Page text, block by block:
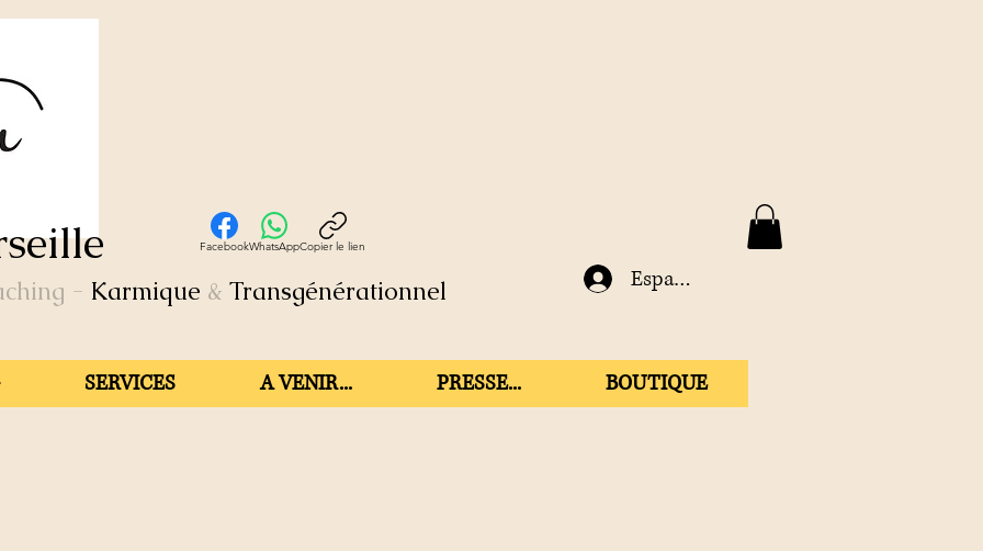
- Karmique & Transgénérationnel
FacebookWhatsAppCopier le lien
Espace membre
SERVICES A VENIR... PRESSE... BOUTIQUE